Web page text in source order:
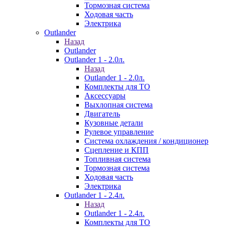
Тормозная система
Ходовая часть
Электрика
Outlander
Назад
Outlander
Outlander 1 - 2.0л.
Назад
Outlander 1 - 2.0л.
Комплекты для ТО
Аксессуары
Выхлопная система
Двигатель
Кузовные детали
Рулевое управление
Система охлаждения / кондиционер
Сцепление и КПП
Топливная система
Тормозная система
Ходовая часть
Электрика
Outlander 1 - 2.4л.
Назад
Outlander 1 - 2.4л.
Комплекты для ТО